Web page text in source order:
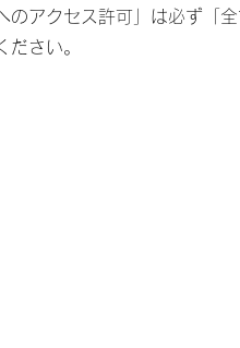
のアクセス許可」は必ず「
ださい。